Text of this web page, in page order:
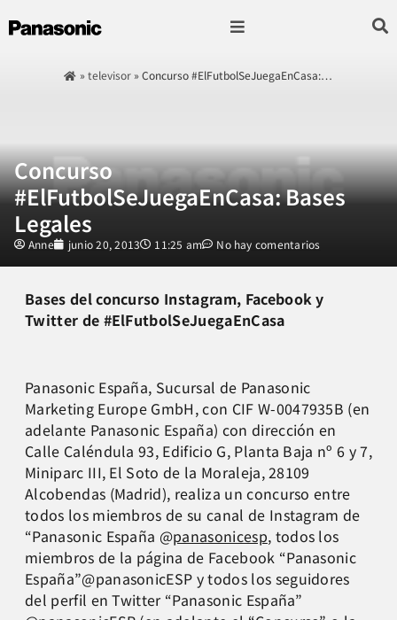
»televisor»Concurso #ElFutbolSeJuegaEnCasa:…
Concurso
#ElFutbolSeJuegaEnCasa: Bases
Legales
Anne junio 20, 2013 11:25 am No hay comentarios
Bases del concurso Instagram, Facebook y
Twitter de #ElFutbolSeJuegaEnCasa
Panasonic España, Sucursal de Panasonic
Marketing Europe GmbH, con CIF W-0047935B (en
adelante Panasonic España) con dirección en
Calle Caléndula 93, Edificio G, Planta Baja nº 6 y 7,
Miniparc III, El Soto de la Moraleja, 28109
Alcobendas (Madrid), realiza un concurso entre
todos los miembros de su canal de Instagram de
“Panasonic España @panasonicesp, todos los
miembros de la página de Facebook “Panasonic
España”@panasonicESP y todos los seguidores
del perfil en Twitter “Panasonic España”